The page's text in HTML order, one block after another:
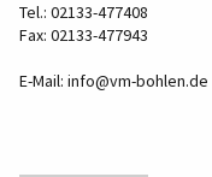
Tel.: 02133-477408
Fax: 02133-477943
E-Mail: info@vm-bohlen.de